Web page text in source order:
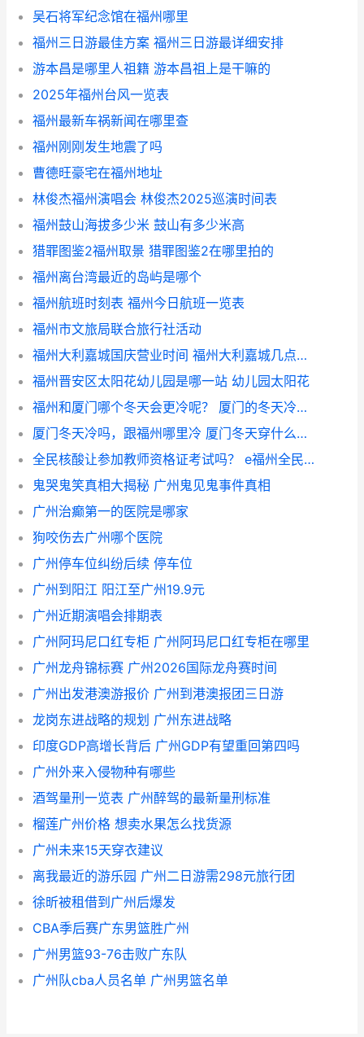
吴石将军纪念馆在福州哪里
福州三日游最佳方案 福州三日游最详细安排
游本昌是哪里人祖籍 游本昌祖上是干嘛的
2025年福州台风一览表
福州最新车祸新闻在哪里查
福州刚刚发生地震了吗
曹德旺豪宅在福州地址
林俊杰福州演唱会 林俊杰2025巡演时间表
福州鼓山海拔多少米 鼓山有多少米高
猎罪图鉴2福州取景 猎罪图鉴2在哪里拍的
福州离台湾最近的岛屿是哪个
福州航班时刻表 福州今日航班一览表
福州市文旅局联合旅行社活动
福州大利嘉城国庆营业时间 福州大利嘉城几点关门
福州晋安区太阳花幼儿园是哪一站 幼儿园太阳花
福州和厦门哪个冬天会更冷呢？ 厦门的冬天冷不冷
厦门冬天冷吗，跟福州哪里冷 厦门冬天穿什么衣服合适
全民核酸让参加教师资格证考试吗？ e福州全民核酸预登记
鬼哭鬼笑真相大揭秘 广州鬼见鬼事件真相
广州治癫第一的医院是哪家
狗咬伤去广州哪个医院
广州停车位纠纷后续 停车位
广州到阳江 阳江至广州19.9元
广州近期演唱会排期表
广州阿玛尼口红专柜 广州阿玛尼口红专柜在哪里
广州龙舟锦标赛 广州2026国际龙舟赛时间
广州出发港澳游报价 广州到港澳报团三日游
龙岗东进战略的规划 广州东进战略
印度GDP高增长背后 广州GDP有望重回第四吗
广州外来入侵物种有哪些
酒驾量刑一览表 广州醉驾的最新量刑标准
榴莲广州价格 想卖水果怎么找货源
广州未来15天穿衣建议
离我最近的游乐园 广州二日游需298元旅行团
徐昕被租借到广州后爆发
CBA季后赛广东男篮胜广州
广州男篮93-76击败广东队
广州队cba人员名单 广州男篮名单